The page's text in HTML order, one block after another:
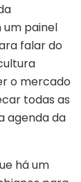
um painel
falar do
o mercado
todas as
agenda da
há um